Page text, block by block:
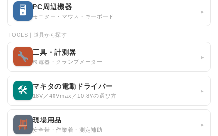
🖥 PC周辺機器
モニター・マウス・キーボード
▸
TOOLS｜道具から探す
工具・計測器
検電器・クランプメーター
▸
🛠 マキタの電動ドライバー
18V／40Vmax／10.8Vの選び方
▸
現場用品
安全帯・作業着・測定補助
▸